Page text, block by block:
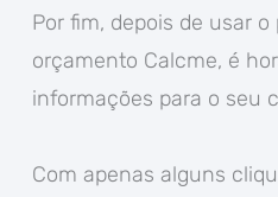
Por fim, depois de usar
orçamento Calcme, é
informações para o seu
Com apenas alguns